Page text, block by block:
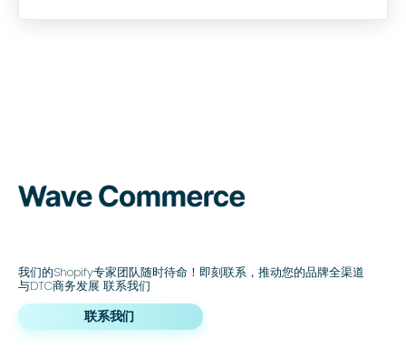
我们的Shopify专家团队随时待命！即刻联系，推动您的品牌全渠道
与DTC商务发展 联系我们
联系我们